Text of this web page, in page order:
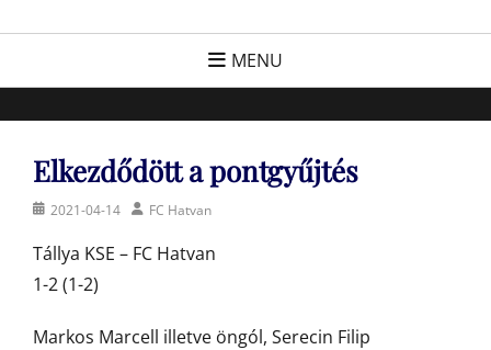
FC Hatvan
Egyesület a hatvani labdarúgásért, sportért!
MENU
Elkezdődött a pontgyűjtés
Posted2021-04-14 AuthorFC Hatvan
Tállya KSE – FC Hatvan
1-2 (1-2)
Markos Marcell illetve öngól, Serecin Filip